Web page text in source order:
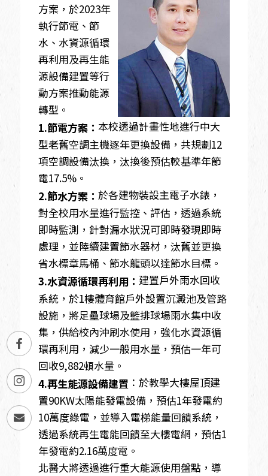
方案，於2023年
執行節電、節
水、水資源循環
再利用及再生能
源設備建置等行
動方案推動能源
轉型。
1.節電方案： 本校透過計畫性地進行中大
型老舊空調主機逐年更換設備，共規劃12
項空調設備汰換，汰換後預估較基準年節
電17.5%。
2.節水方案： 於各建物裝設主電子水錶，
對全校用水量進行監控、評估，透過系統
即時監測，針對漏水狀況可即時發現即時
處理，並陸續建置節水器材，汰舊並更換
省水標章馬桶、節水龍頭以達節水目標。
3.水資源循環再利用： 建置戶外雨水回收
系統，於1樓體育館戶外設置沉澱池及管路
設施，將足壘球場及籃排球場雨水集中收
集，供給校內沖刷水使用，強化水資源循
環再利用，減少一般用水量，預估一年可
回收9,882頓水量。
4.再生能源設備建置 ：於教學大樓屋頂建
置90KW太陽能發電設備，預估1年發電約
10萬度綠電，並導入電梯能量回饋系統，
透過系統再生電能回饋至大樓電網，預估1
年發電約2.16萬度電。
北醫大將透過進行重大能源使用盤點，導